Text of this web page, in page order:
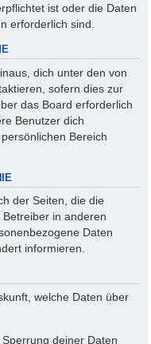
ist oder die Daten
erforderlich sind.
dich unter den von
sofern dies zur
das Board erforderlich
Benutzer dich
Bereich
der Seiten, die die
in anderen
Daten
informieren.
welche Daten über
deiner Daten